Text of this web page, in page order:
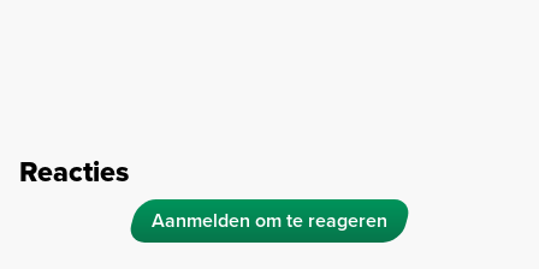
Reacties
Aanmelden om te reageren